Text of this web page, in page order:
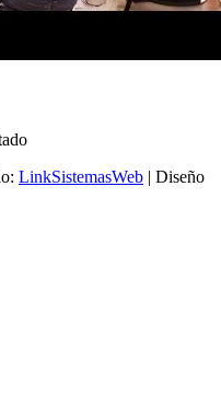
LinkSistemasWeb | Diseño